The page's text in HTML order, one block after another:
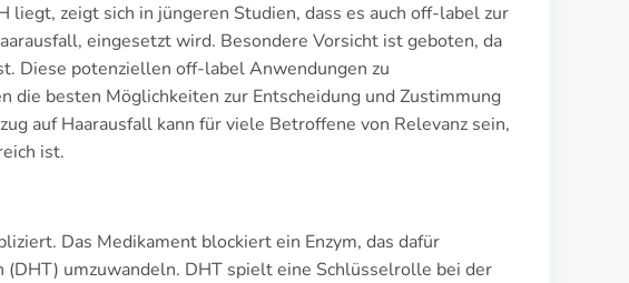
zeigt sich in jüngeren Studien, dass es auch off-label zur
eingesetzt wird. Besondere Vorsicht ist geboten, da
Diese potenziellen off-label Anwendungen zu
die besten Möglichkeiten zur Entscheidung und Zustimmung
auf Haarausfall kann für viele Betroffene von Relevanz sein,
ist.
Das Medikament blockiert ein Enzym, das dafür
umzuwandeln. DHT spielt eine Schlüsselrolle bei der